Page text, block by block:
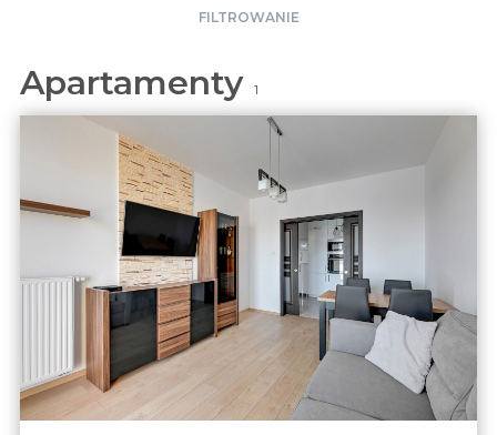
FILTROWANIE
Apartamenty 1